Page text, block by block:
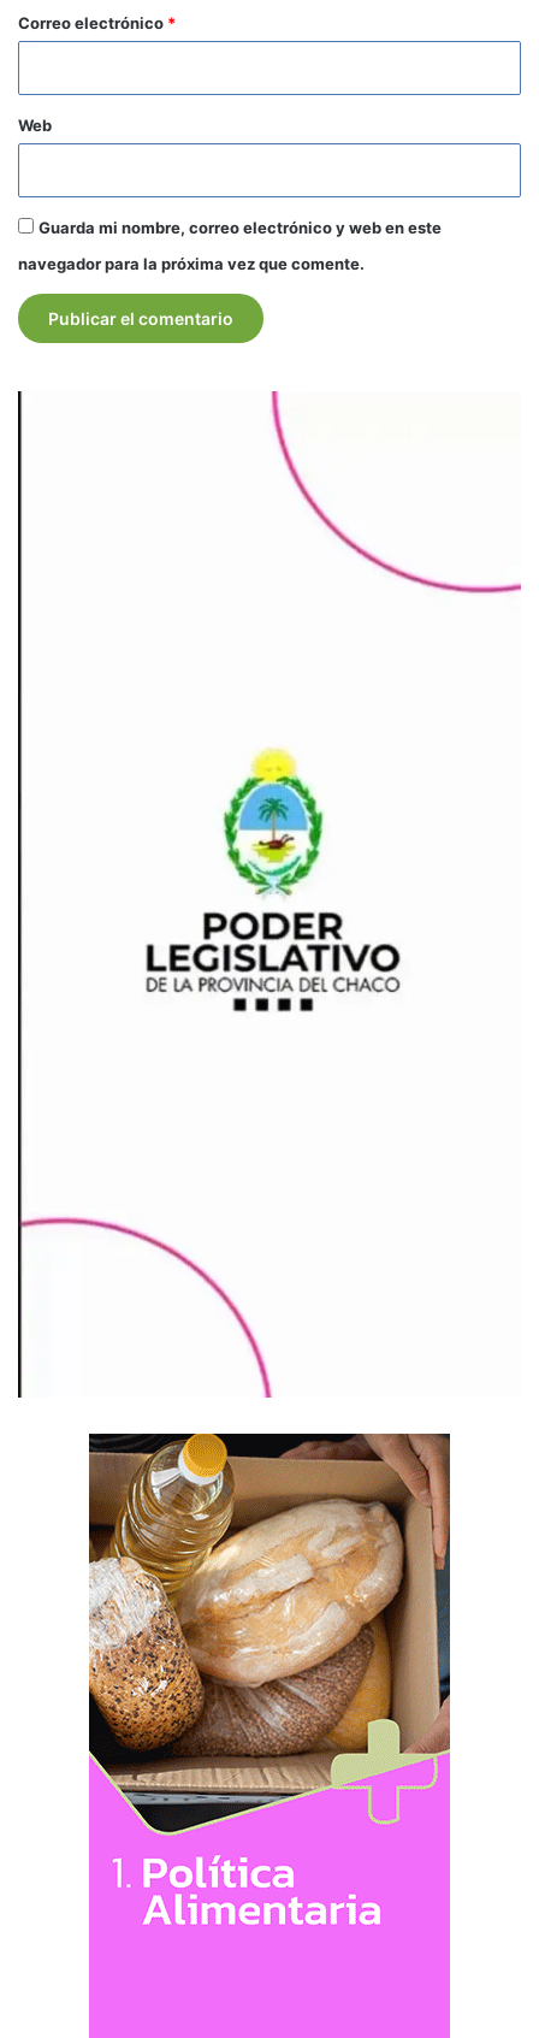
*
Correo electrónico *
Web
Guarda mi nombre, correo electrónico y web en este
navegador para la próxima vez que comente.